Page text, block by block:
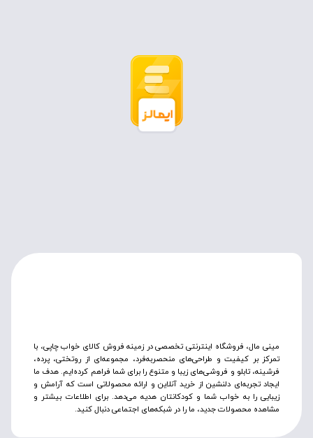
مینی مال، فروشگاه اینترنتی تخصصی در زمینه فروش کالای خواب چاپی، با
تمرکز بر کیفیت و طراحی‌های منحصربه‌فرد، مجموعه‌ای از روتختی‌، پرده،
فرشینه، تابلو و فروشی‌های زیبا و متنوع را برای شما فراهم کرده‌ایم. هدف ما
ایجاد تجربه‌ای دلنشین از خرید آنلاین و ارائه محصولاتی است که آرامش و
زیبایی را به خواب شما و کودکانتان هدیه می‌دهد. برای اطلاعات بیشتر و
مشاهده محصولات جدید، ما را در شبکه‌های اجتماعی دنبال کنید.